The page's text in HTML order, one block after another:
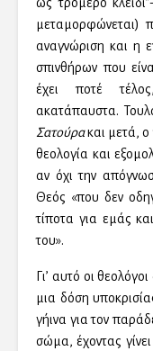
μεταμορφώνεται)
αναγνώριση και η
σπινθήρων που
έχει ποτέ
ακατάπαυστα.
Σατούρακαι μετά, ο
θεολογία και
αν όχι την
Θεός «που δεν
τίποτα για εμάς
του».
Γι’ αυτό οι
μια δόση
γήινα για τον
σώμα, έχοντας